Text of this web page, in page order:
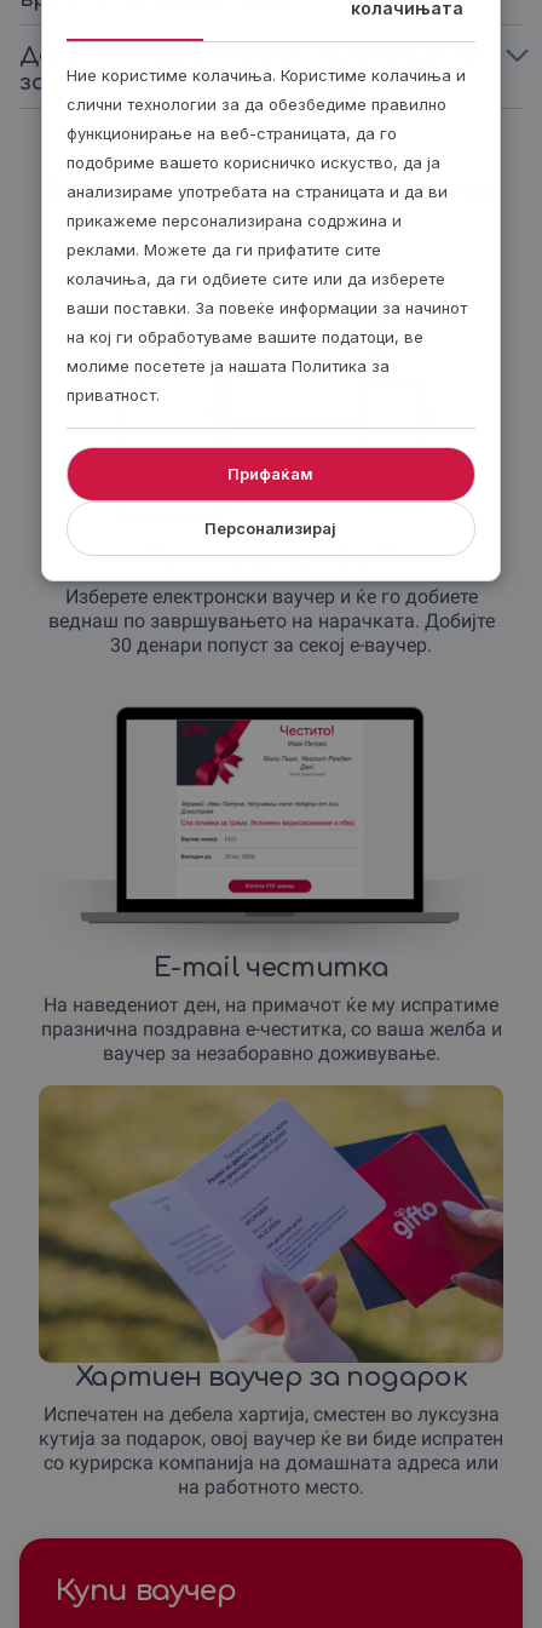
Дали постојат некакви ограничувања
за учество за возење на картинг?
Биди модерен, подари ваучер
По е-пошта – 24/7!
Изберете електронски ваучер и ќе го добиете
веднаш по завршувањето на нарачката. Добијте
30 денари попуст за секој е-ваучер.
E-mail честитка
На наведениот ден, на примачот ќе му испратиме
празнична поздравна е-честитка, со ваша желба и
ваучер за незаборавно доживување.
Хартиен ваучер за подарок
Испечатен на дебела хартија, сместен во луксузна
кутија за подарок, овој ваучер ќе ви биде испратен
со курирска компанија на домашната адреса или
на работното место.
Купи ваучер
колачињата
Ние користиме колачиња. Користиме колачиња и
слични технологии за да обезбедиме правилно
функционирање на веб-страницата, да го
подобриме вашето корисничко искуство, да ја
анализираме употребата на страницата и да ви
прикажеме персонализирана содржина и
реклами. Можете да ги прифатите сите
колачиња, да ги одбиете сите или да изберете
ваши поставки. За повеќе информации за начинот
на кој ги обработуваме вашите податоци, ве
молиме посетете ја нашата Политика за
приватност.
Персонализирај
Прифаќам